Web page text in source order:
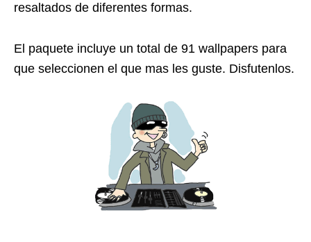
resaltados de diferentes formas.
El paquete incluye un total de 91 wallpapers para
que seleccionen el que mas les guste. Disfutenlos.